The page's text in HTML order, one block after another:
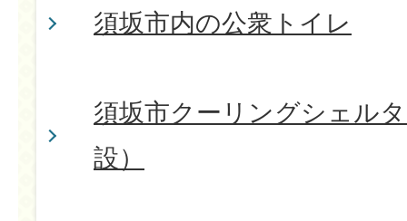
須坂市内の公衆トイレ
須坂市クーリングシェル
設）